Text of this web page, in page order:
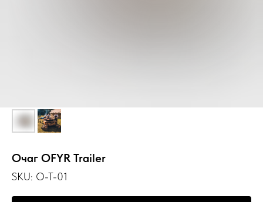
Очаг OFYR Trailer
SKU: O-T-01